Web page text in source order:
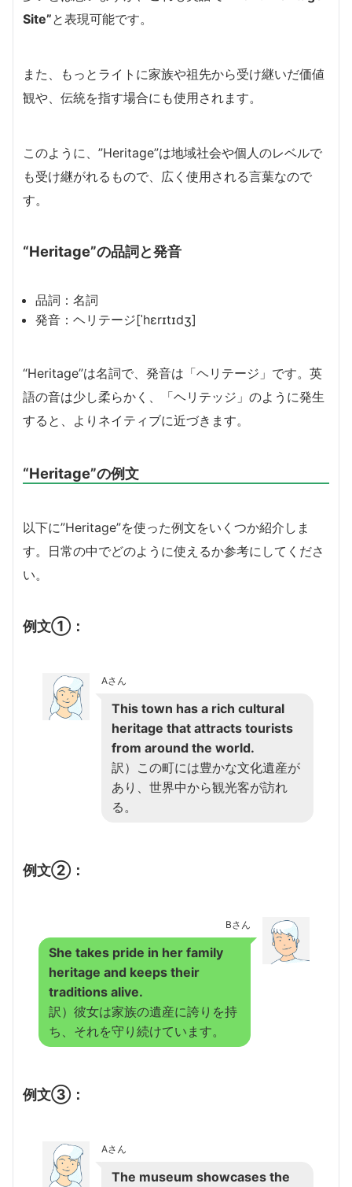
Site”と表現可能です。
また、もっとライトに家族や祖先から受け継いだ価値
観や、伝統を指す場合にも使用されます。
このように、”Heritage”は地域社会や個人のレベルで
も受け継がれるもので、広く使用される言葉なので
す。
“Heritage”の品詞と発音
品詞：名詞
発音：ヘリテージ[ˈhɛrɪtɪdʒ]
“Heritage”は名詞で、発音は「ヘリテージ」です。英
語の音は少し柔らかく、「ヘリテッジ」のように発生
すると、よりネイティブに近づきます。
“Heritage”の例文
以下に”Heritage”を使った例文をいくつか紹介しま
す。日常の中でどのように使えるか参考にしてくださ
い。
例文①：
Aさん
This town has a rich cultural
heritage that attracts tourists
from around the world.
訳）この町には豊かな文化遺産が
あり、世界中から観光客が訪れ
る。
例文②：
Bさん
She takes pride in her family
heritage and keeps their
traditions alive.
訳）彼女は家族の遺産に誇りを持
ち、それを守り続けています。
例文③：
Aさん
The museum showcases the